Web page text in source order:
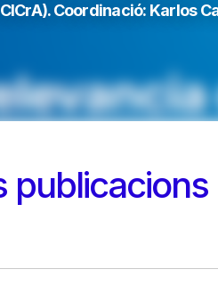
Coordinació: Karlos
publicacions